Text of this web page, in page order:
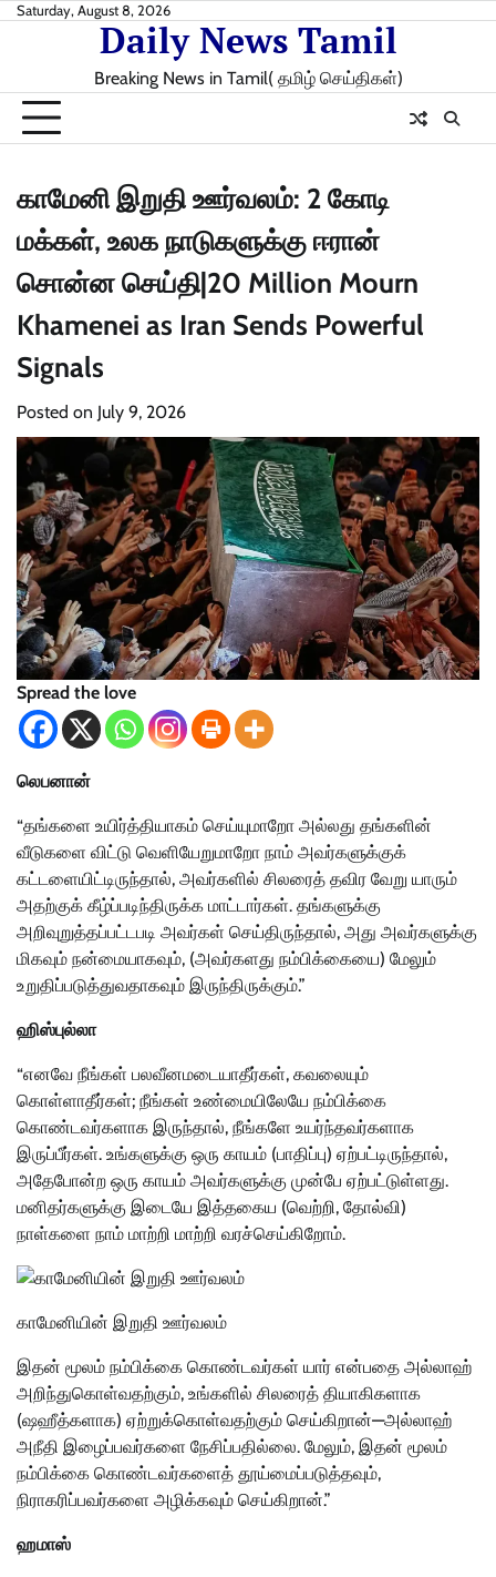
SkipSaturday, August 8, 2026
Daily News Tamil
Breaking News in Tamil( தமிழ் செய்திகள்)
காமேனி இறுதி ஊர்வலம்: 2 கோடி
மக்கள், உலக நாடுகளுக்கு ஈரான்
சொன்ன செய்தி|20 Million Mourn
Khamenei as Iran Sends Powerful
Signals
Posted on July 9, 2026
Spread the love
லெபனான்
“தங்களை உயிர்த்தியாகம் செய்யுமாறோ அல்லது தங்களின்
வீடுகளை விட்டு வெளியேறுமாறோ நாம் அவர்களுக்குக்
கட்டளையிட்டிருந்தால், அவர்களில் சிலரைத் தவிர வேறு யாரும்
அதற்குக் கீழ்ப்படிந்திருக்க மாட்டார்கள். தங்களுக்கு
அறிவுறுத்தப்பட்டபடி அவர்கள் செய்திருந்தால், அது அவர்களுக்கு
மிகவும் நன்மையாகவும், (அவர்களது நம்பிக்கையை) மேலும்
உறுதிப்படுத்துவதாகவும் இருந்திருக்கும்.”
ஹிஸ்புல்லா
“எனவே நீங்கள் பலவீனமடையாதீர்கள், கவலையும்
கொள்ளாதீர்கள்; நீங்கள் உண்மையிலேயே நம்பிக்கை
கொண்டவர்களாக இருந்தால், நீங்களே உயர்ந்தவர்களாக
இருப்பீர்கள். உங்களுக்கு ஒரு காயம் (பாதிப்பு) ஏற்பட்டிருந்தால்,
அதேபோன்ற ஒரு காயம் அவர்களுக்கு முன்பே ஏற்பட்டுள்ளது.
மனிதர்களுக்கு இடையே இத்தகைய (வெற்றி, தோல்வி)
நாள்களை நாம் மாற்றி மாற்றி வரச்செய்கிறோம்.
காமேனியின் இறுதி ஊர்வலம்
இதன் மூலம் நம்பிக்கை கொண்டவர்கள் யார் என்பதை அல்லாஹ்
அறிந்துகொள்வதற்கும், உங்களில் சிலரைத் தியாகிகளாக
(ஷஹீத்களாக) ஏற்றுக்கொள்வதற்கும் செய்கிறான்—அல்லாஹ்
அநீதி இழைப்பவர்களை நேசிப்பதில்லை. மேலும், இதன் மூலம்
நம்பிக்கை கொண்டவர்களைத் தூய்மைப்படுத்தவும்,
நிராகரிப்பவர்களை அழிக்கவும் செய்கிறான்.”
ஹமாஸ்